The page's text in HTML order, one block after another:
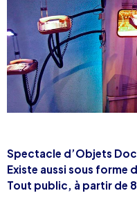
Spectacle d’Objets
Existe aussi sous forme
Tout public, à partir de 8